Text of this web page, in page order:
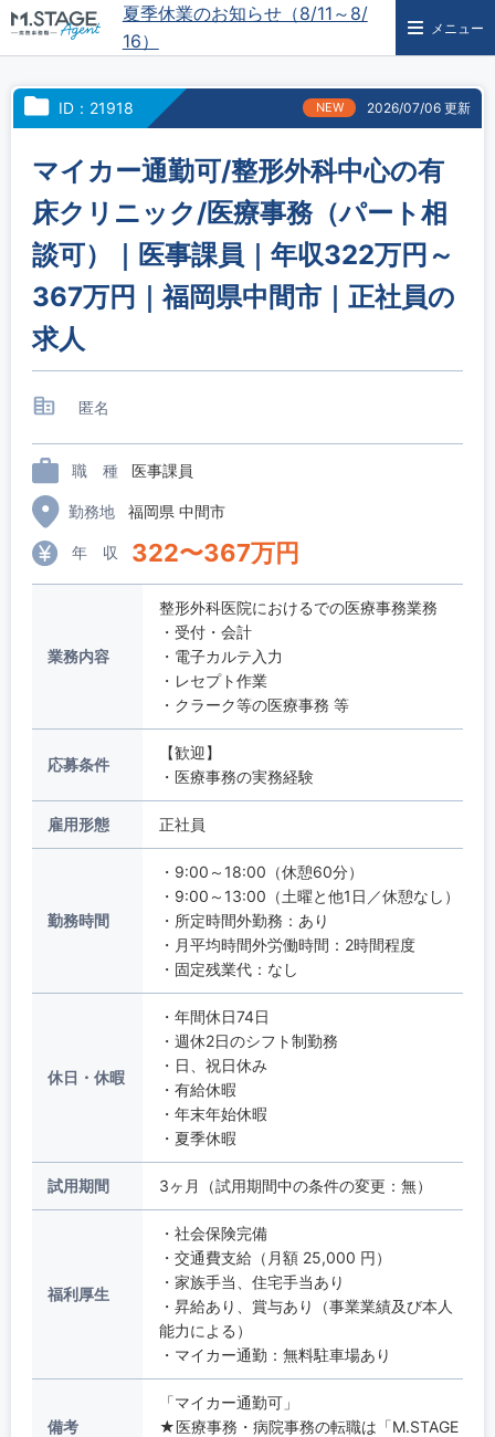
夏季休業のお知らせ（8/11～8/
16）
メニュー
ID：21918 NEW 2026/07/06 更新
マイカー通勤可/整形外科中心の有
床クリニック/医療事務（パート相
談可）｜医事課員｜年収322万円～
367万円｜福岡県中間市｜正社員の
求人
匿名
職 種 医事課員
勤務地 福岡県 中間市
年 収 322〜367万円
業務内容
整形外科医院におけるでの医療事務業務
・受付・会計
・電子カルテ入力
・レセプト作業
・クラーク等の医療事務 等
応募条件
【歓迎】
・医療事務の実務経験
雇用形態 正社員
勤務時間
・9:00～18:00（休憩60分）
・9:00～13:00（土曜と他1日／休憩なし）
・所定時間外勤務：あり
・月平均時間外労働時間：2時間程度
・固定残業代：なし
休日・休暇
・年間休日74日
・週休2日のシフト制勤務
・日、祝日休み
・有給休暇
・年末年始休暇
・夏季休暇
試用期間 3ヶ月（試用期間中の条件の変更：無）
福利厚生
・社会保険完備
・交通費支給（月額 25,000 円）
・家族手当、住宅手当あり
・昇給あり、賞与あり（事業業績及び本人
能力による）
・マイカー通勤：無料駐車場あり
備考
「マイカー通勤可」
★医療事務・病院事務の転職は「M.STAGE